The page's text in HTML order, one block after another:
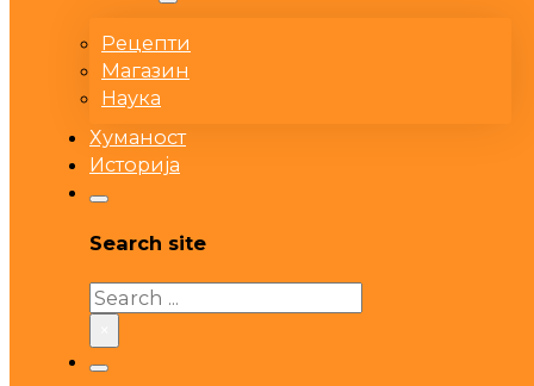
Рецепти
Магазин
Наука
Хуманост
Историја
Search site
Search